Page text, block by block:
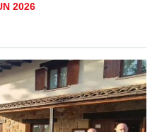
2026